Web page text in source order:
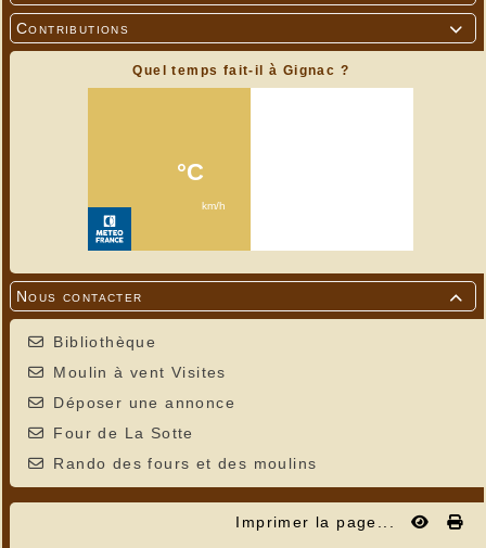

Contributions
Quel temps fait-il à Gignac ?

Nous contacter
Bibliothèque
Moulin à vent Visites
Déposer une annonce
Four de La Sotte
Rando des fours et des moulins
Imprimer la page...